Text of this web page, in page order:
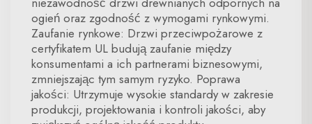
ogień oraz zgodność z wymogami rynkowymi.
Zaufanie rynkowe: Drzwi przeciwpożarowe z
certyfikatem UL budują zaufanie między
konsumentami a ich partnerami biznesowymi,
zmniejszając tym samym ryzyko. Poprawa
jakości: Utrzymuje wysokie standardy w zakresie
produkcji, projektowania i kontroli jakości, aby